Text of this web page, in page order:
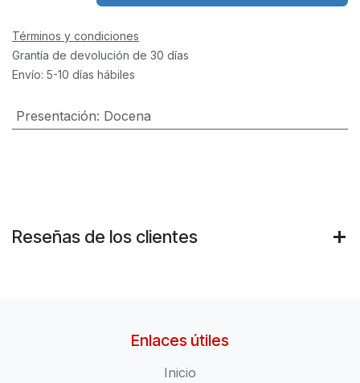
Términos y condiciones
Grantía de devolución de 30 días
Envío: 5-10 días hábiles
Presentación: Docena
Reseñas de los clientes
Enlaces útiles
Inicio